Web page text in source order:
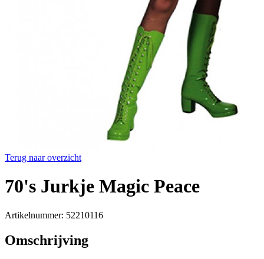
Terug naar overzicht
70's Jurkje Magic Peace
Artikelnummer: 52210116
Omschrijving